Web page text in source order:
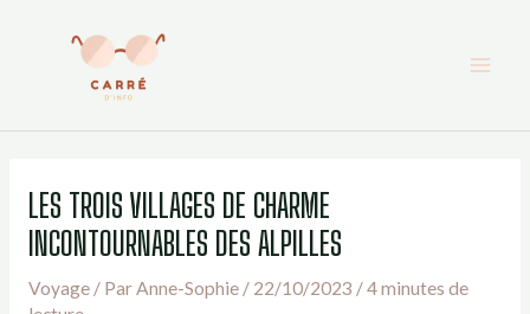
LES TROIS VILLAGES DE CHARME
INCONTOURNABLES DES ALPILLES
Voyage/ Par Anne-Sophie / 22/10/2023 /4 minutes de